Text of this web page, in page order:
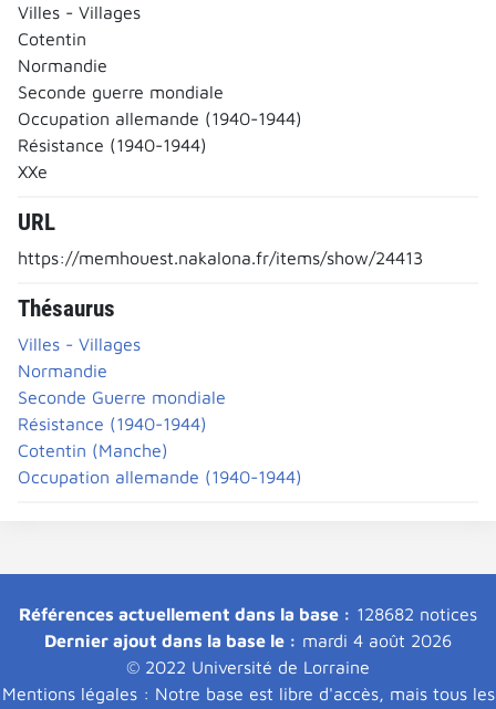
Villes - Villages
Cotentin
Normandie
Seconde guerre mondiale
Occupation allemande (1940-1944)
Résistance (1940-1944)
XXe
URL
https://memhouest.nakalona.fr/items/show/24413
Thésaurus
Villes - Villages
Normandie
Seconde Guerre mondiale
Résistance (1940-1944)
Cotentin (Manche)
Occupation allemande (1940-1944)
Références actuellement dans la base : 128682 notices
Dernier ajout dans la base le : mardi 4 août 2026
© 2022 Université de Lorraine
Mentions légales : Notre base est libre d'accès, mais tous les